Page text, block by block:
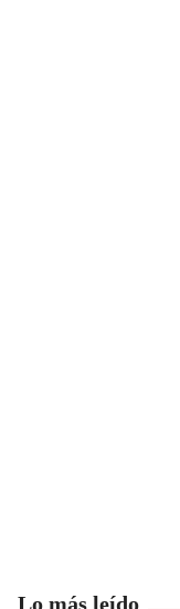
Lo más leído